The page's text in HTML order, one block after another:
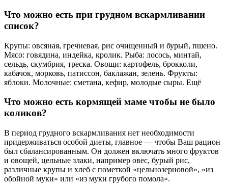
Что можно есть при грудном вскармливании
список?
Крупы: овсяная, гречневая, рис очищенный и бурый, пшено.
Мясо: говядина, индейка, кролик. Рыба: лосось, минтай,
сельдь, скумбрия, треска. Овощи: картофель, брокколи,
кабачок, морковь, патиссон, баклажан, зелень. Фрукты:
яблоки. Молочные: сметана, кефир, молодые сыры. Ещё
Что можно есть кормящей маме чтобы не было
коликов?
В период грудного вскармливания нет необходимости
придерживаться особой диеты, главное — чтобы Ваш рацион
был сбалансированным. Он должен включать много фруктов
и овощей, цельные злаки, например овес, бурый рис,
различные крупы и хлеб с пометкой «цельнозерновой», «из
обойной муки» или «из муки грубого помола».